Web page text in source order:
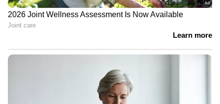
ഉൾക്കടൽ എന്നിവിടങ്ങളിൽ മണിക്കൂറിൽ 45
മുതൽ 55 കിലോമീറ്റര്‍ വേഗതയിലും
ചിലവസരങ്ങളിൽ മണിക്കൂറിൽ 65 കിലോമീറ്റര്‍
കാലാവസ്ഥയ്ക്കും സാധ്യത.
മധ്യ കിഴക്കൻ അതിനോട് ചേർന്നുള്ള മധ്യ